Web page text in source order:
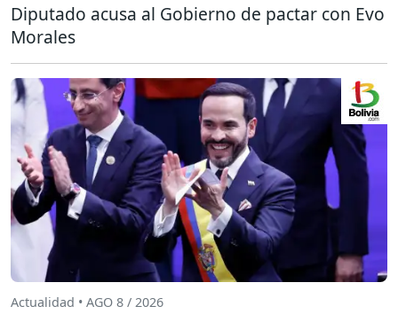
Diputado acusa al Gobierno de pactar con Evo
Morales
Actualidad • AGO 8 / 2026